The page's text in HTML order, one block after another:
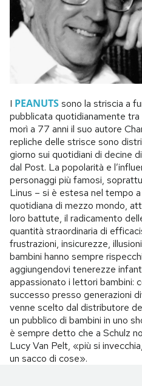
I PEANUTSsono la striscia a
pubblicata quotidianamente
morì a 77 anni il suo autore
repliche delle strisce sono
giorno sui quotidiani di decine
dal Post. La popolarità e
personaggi più famosi,
Linus – si è estesa nel tempo
quotidiana di mezzo mondo,
loro battute, il radicamento
quantità straordinaria di
frustrazioni, insicurezze,
bambini hanno sempre
aggiungendovi tenerezze
appassionato i lettori bambini:
successo presso generazioni
venne scelto dal distributore
un pubblico di bambini in uno
è sempre detto che a Schulz
Lucy Van Pelt, «più si
un sacco di cose».